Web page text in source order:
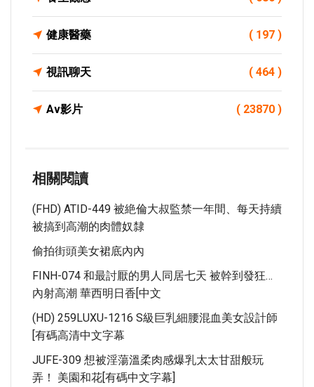
健康醫藥 ( 197 )
視訊聊天 ( 464 )
Av影片 ( 23870 )
相關閱讀
(FHD) ATID-449 被絶倫大叔監禁一年間、每天持續
被搞到高潮的肉體奴隸
偷拍街頭美女裙底內內
FINH-074 和最討厭的男人同居七天 被幹到發狂…
內射高潮 華西明日香[中文
(HD) 259LUXU-1216 S級巨乳細腰混血美女設計師
[有碼高清中文字幕
JUFE-309 想被淫蕩溫柔肉感爆乳太太甘甜般玩
弄！ 美園和花[有碼中文字幕]